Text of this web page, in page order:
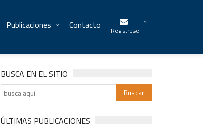
Publicaciones Contacto Registrese
BUSCA EN EL SITIO
ÚLTIMAS PUBLICACIONES